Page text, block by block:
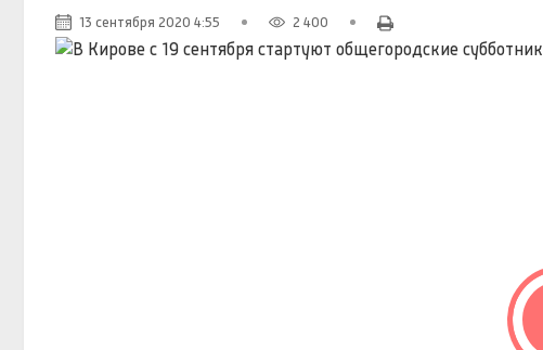
13 сентября 2020 4:55 2 400